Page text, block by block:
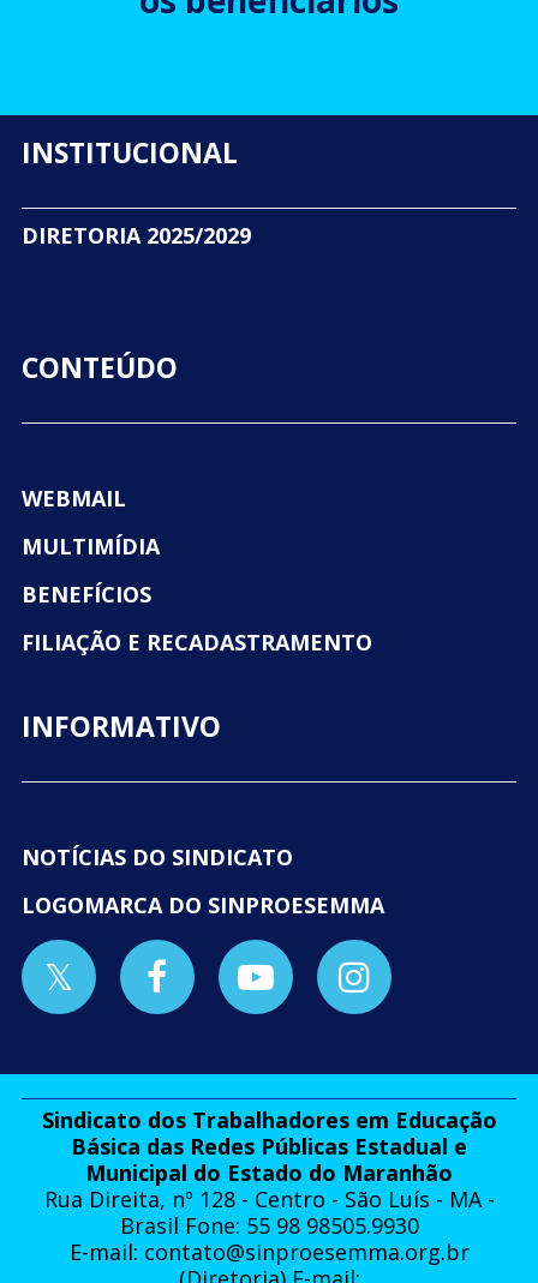
INSTITUCIONAL
DIRETORIA 2025/2029
CONTEÚDO
WEBMAIL
MULTIMÍDIA
BENEFÍCIOS
FILIAÇÃO E RECADASTRAMENTO
INFORMATIVO
NOTÍCIAS DO SINDICATO
LOGOMARCA DO SINPROESEMMA
Sindicato dos Trabalhadores em Educação
Básica das Redes Públicas Estadual e
Municipal do Estado do Maranhão
Rua Direita, nº 128 - Centro - São Luís - MA -
Brasil Fone: 55 98 98505.9930
E-mail: contato@sinproesemma.org.br